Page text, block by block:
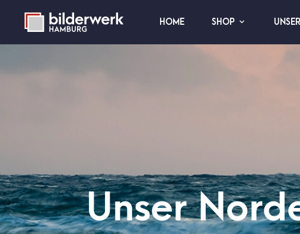
HOME SHOP
Unser